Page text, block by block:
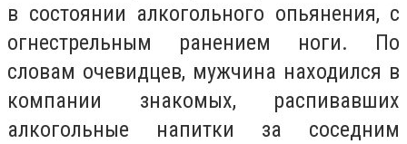
в состоянии алкогольного опьянения, с
огнестрельным ранением ноги. По
словам очевидцев, мужчина находился в
компании знакомых, распивавших
алкогольные напитки за соседним